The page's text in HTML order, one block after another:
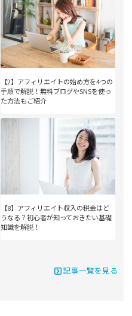
【2】アフィリエイトの始め方を4つの
手順で解説！無料ブログやSNSを使っ
た方法もご紹介
【8】アフィリエイト収入の税金はど
うなる？初心者が知っておきたい基礎
知識を解説！
記事一覧を見る